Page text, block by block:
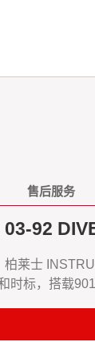
售后服务
92
柏莱士
时标，搭载